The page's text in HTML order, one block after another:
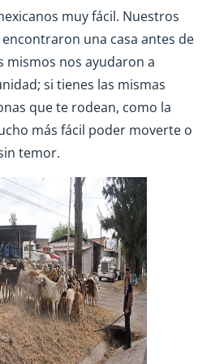
muy fácil. Nuestros
una casa antes de
mismos nos ayudaron a
si tienes las mismas
que te rodean, como la
más fácil poder moverte o
temor.